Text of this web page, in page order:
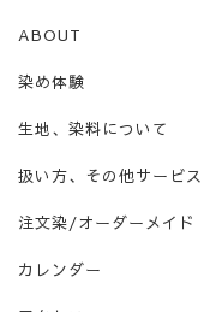
ABOUT
染め体験
生地、染料について
扱い方、その他サービス
注文染/オーダーメイド
カレンダー